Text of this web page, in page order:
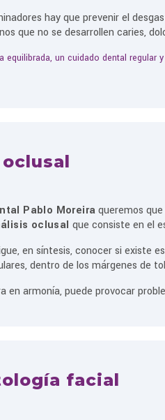
hay que prevenir el
que no se desarrollen caries,
equilibrada, un cuidado dental
Pablo Moreiraqueremos
oclusal que consiste en el
en síntesis, conocer si existe
dentro de los márgenes de
en armonía, puede provocar
facial